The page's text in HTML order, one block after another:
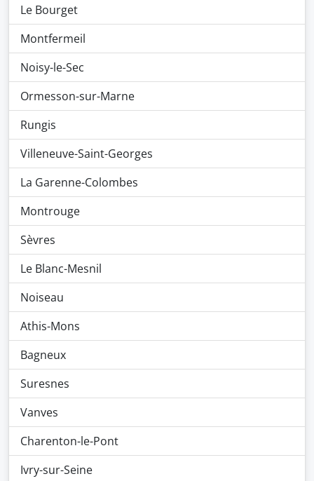
Le Bourget
Montfermeil
Noisy-le-Sec
Ormesson-sur-Marne
Rungis
Villeneuve-Saint-Georges
La Garenne-Colombes
Montrouge
Sèvres
Le Blanc-Mesnil
Noiseau
Athis-Mons
Bagneux
Suresnes
Vanves
Charenton-le-Pont
Ivry-sur-Seine